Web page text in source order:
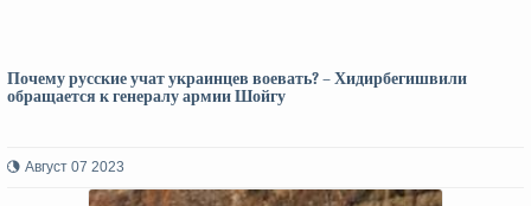
Почему русские учат украинцев воевать? – Хидирбегишвили
обращается к генералу армии Шойгу
Август 07 2023